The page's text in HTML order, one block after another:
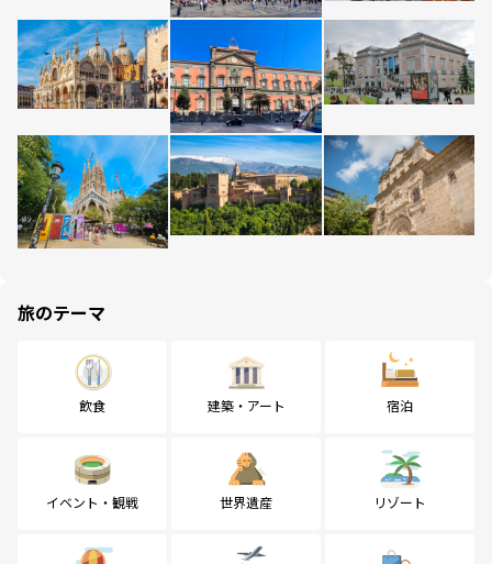
旅のテーマ
飲食 建築・アート 宿泊
イベント・観戦 世界遺産 リゾート